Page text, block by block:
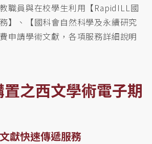
職員與在校學生利用【RapidILL國
】、【國科會自然科學及永續研究
申請學術文獻，各項服務詳細說明
之西文學術電子期
獻快速傳遞服務